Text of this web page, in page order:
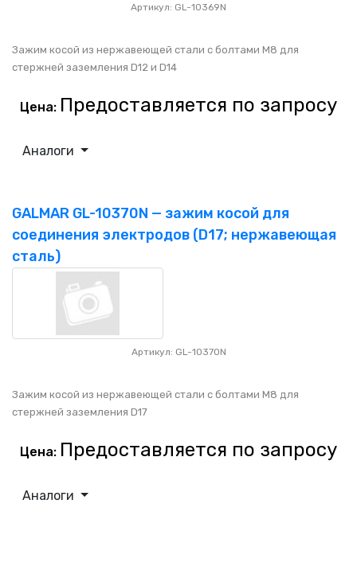
Артикул: GL-10369N
Зажим косой из нержавеющей стали с болтами M8 для
стержней заземления D12 и D14
Цена: Предоставляется по запросу
Аналоги
GALMAR GL-10370N — зажим косой для
соединения электродов (D17; нержавеющая
сталь)
Артикул: GL-10370N
Зажим косой из нержавеющей стали с болтами M8 для
стержней заземления D17
Цена: Предоставляется по запросу
Аналоги